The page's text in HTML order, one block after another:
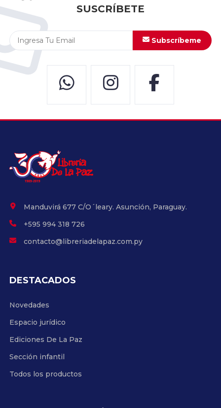
SUSCRÍBETE
Subscríbeme
Manduvirá 677 C/O´leary. Asunción, Paraguay.
+595 994 318 726
contacto@libreriadelapaz.com.py
DESTACADOS
Novedades
Espacio jurídico
Ediciones De La Paz
Sección infantil
Todos los productos